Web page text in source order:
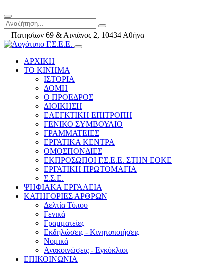
Πατησίων 69 & Αινιάνος 2, 10434 Αθήνα
ΑΡΧΙΚΗ
ΤΟ ΚΙΝΗΜΑ
ΙΣΤΟΡΙΑ
ΔΟΜΗ
Ο ΠΡΟΕΔΡΟΣ
ΔΙΟΙΚΗΣΗ
ΕΛΕΓΚΤΙΚΗ ΕΠΙΤΡΟΠΗ
ΓΕΝΙΚΟ ΣΥΜΒΟΥΛΙΟ
ΓΡΑΜΜΑΤΕΙΕΣ
ΕΡΓΑΤΙΚΑ ΚΕΝΤΡΑ
ΟΜΟΣΠΟΝΔΙΕΣ
ΕΚΠΡΟΣΩΠΟΙ Γ.Σ.Ε.Ε. ΣΤΗΝ ΕΟΚΕ
ΕΡΓΑΤΙΚΗ ΠΡΩΤΟΜΑΓΙΑ
Σ.Σ.Ε.
ΨΗΦΙΑΚΑ ΕΡΓΑΛΕΙΑ
ΚΑΤΗΓΟΡΙΕΣ ΑΡΘΡΩΝ
Δελτία Τύπου
Γενικά
Γραμματείες
Εκδηλώσεις - Κινητοποιήσεις
Νομικά
Ανακοινώσεις - Εγκύκλιοι
ΕΠΙΚΟΙΝΩΝΙΑ